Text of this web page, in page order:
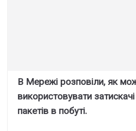
В Мережі розповіли, як
використовувати затискачі
пакетів в побуті.